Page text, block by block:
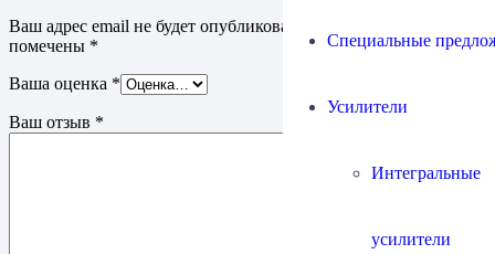
Специальные
Усилители
Интегральные
усилители
Ваш адрес email не будет опубликован.
помечены *
Ваша оценка *
Ваш отзыв *